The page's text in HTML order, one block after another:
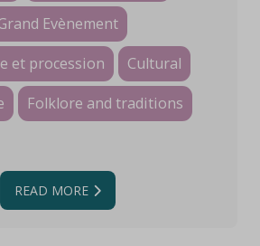
Evènement
et procession
Cultural
Folklore and traditions
READ MORE